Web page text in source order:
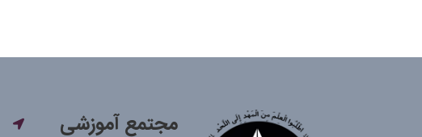
مجتمع آموزشی